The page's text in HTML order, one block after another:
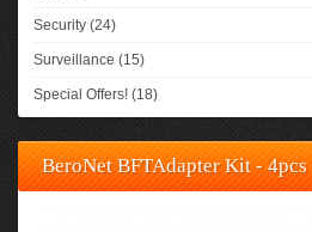
Security (24)
Surveillance (15)
Special Offers! (18)
BeroNet BFTAdapter Kit - 4pcs